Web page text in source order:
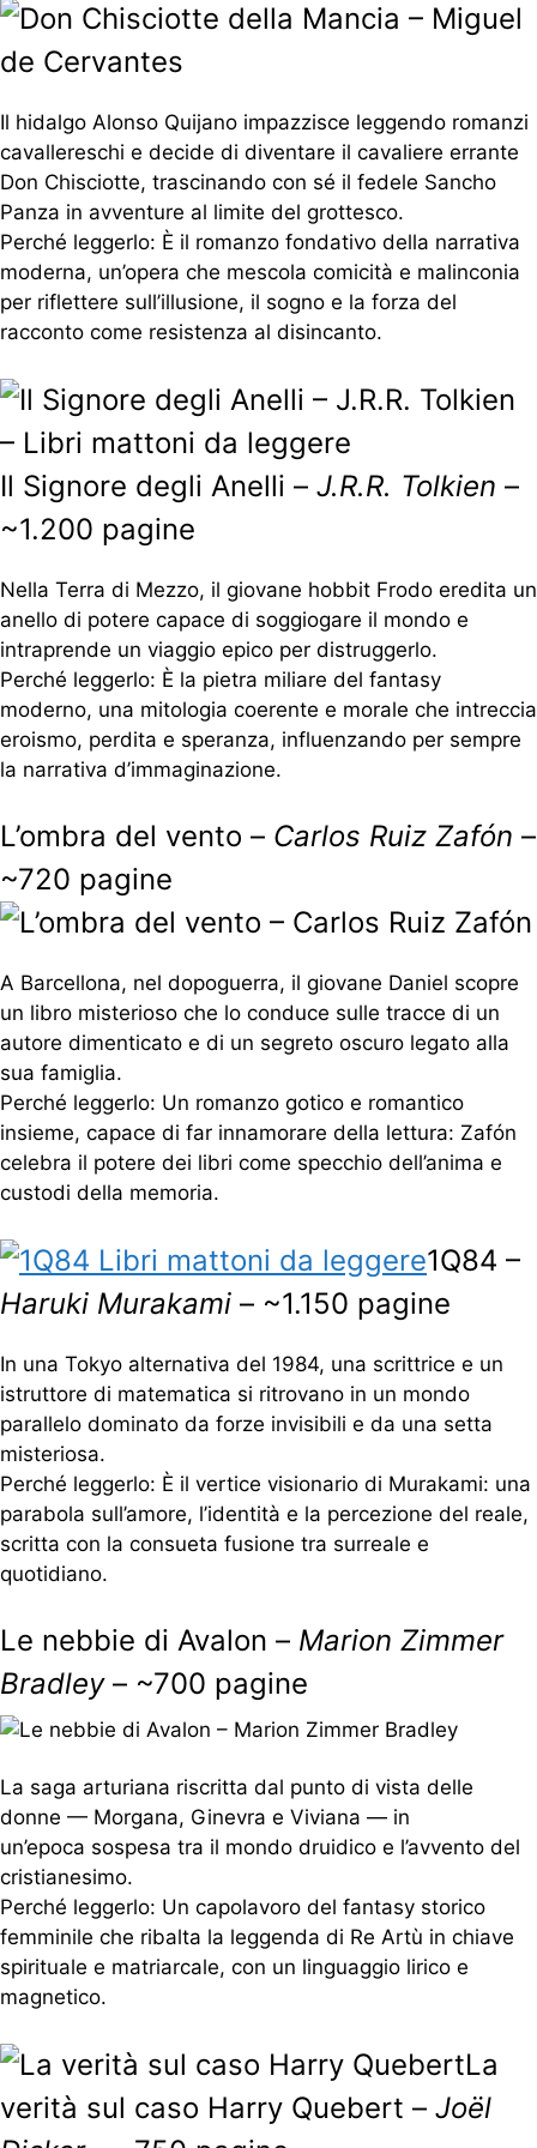
Il hidalgo Alonso Quijano impazzisce leggendo romanzi
cavallereschi e decide di diventare il cavaliere errante
Don Chisciotte, trascinando con sé il fedele Sancho
Panza in avventure al limite del grottesco.
Perché leggerlo: È il romanzo fondativo della narrativa
moderna, un’opera che mescola comicità e malinconia
per riflettere sull’illusione, il sogno e la forza del
racconto come resistenza al disincanto.
Il Signore degli Anelli – J.R.R. Tolkien –
~1.200 pagine
Nella Terra di Mezzo, il giovane hobbit Frodo eredita un
anello di potere capace di soggiogare il mondo e
intraprende un viaggio epico per distruggerlo.
Perché leggerlo: È la pietra miliare del fantasy
moderno, una mitologia coerente e morale che intreccia
eroismo, perdita e speranza, influenzando per sempre
la narrativa d’immaginazione.
L’ombra del vento – Carlos Ruiz Zafón –
~720 pagine
A Barcellona, nel dopoguerra, il giovane Daniel scopre
un libro misterioso che lo conduce sulle tracce di un
autore dimenticato e di un segreto oscuro legato alla
sua famiglia.
Perché leggerlo: Un romanzo gotico e romantico
insieme, capace di far innamorare della lettura: Zafón
celebra il potere dei libri come specchio dell’anima e
custodi della memoria.
1Q84 –
Haruki Murakami – ~1.150 pagine
In una Tokyo alternativa del 1984, una scrittrice e un
istruttore di matematica si ritrovano in un mondo
parallelo dominato da forze invisibili e da una setta
misteriosa.
Perché leggerlo: È il vertice visionario di Murakami: una
parabola sull’amore, l’identità e la percezione del reale,
scritta con la consueta fusione tra surreale e
quotidiano.
Le nebbie di Avalon – Marion Zimmer
Bradley– ~700 pagine
La saga arturiana riscritta dal punto di vista delle
donne — Morgana, Ginevra e Viviana — in
un’epoca sospesa tra il mondo druidico e l’avvento del
cristianesimo.
Perché leggerlo: Un capolavoro del fantasy storico
femminile che ribalta la leggenda di Re Artù in chiave
spirituale e matriarcale, con un linguaggio lirico e
magnetico.
La
verità sul caso Harry Quebert – Joël